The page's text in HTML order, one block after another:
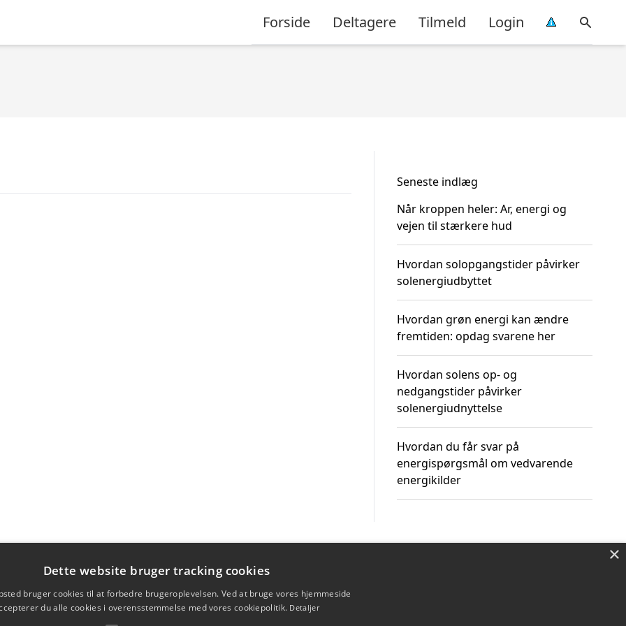
Forside Deltagere Tilmeld Login
Seneste indlæg
Når kroppen heler: Ar, energi og
vejen til stærkere hud
Hvordan solopgangstider påvirker
solenergiudbyttet
Hvordan grøn energi kan ændre
fremtiden: opdag svarene her
Hvordan solens op- og
nedgangstider påvirker
solenergiudnyttelse
Hvordan du får svar på
energispørgsmål om vedvarende
energikilder
×
Dette website bruger tracking cookies
bruger cookies til at forbedre brugeroplevelsen. Ved at bruge vores hjemmeside
du alle cookies i overensstemmelse med vores cookiepolitik. Detaljer